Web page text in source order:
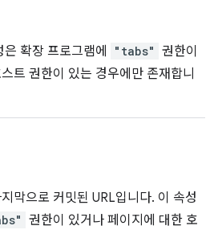
확장 프로그램에 "tabs" 권한이
트 권한이 있는 경우에만 존재합니
막으로 커밋된 URL입니다. 이 속성
권한이 있거나 페이지에 대한 호